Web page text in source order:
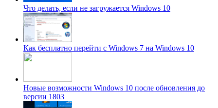
Что делать, если не загружается Windows 10
Как бесплатно перейти с Windows 7 на Windows 10
Новые возможности Windows 10 после обновления до
версии 1803